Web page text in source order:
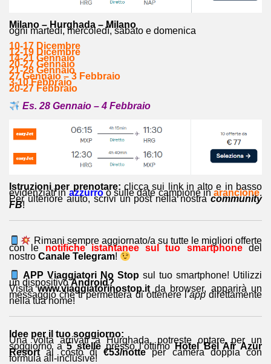
Milano – Hurghada – Milano
ogni martedì, mercoledì, sabato e domenica
10-17 Dicembre
12-19 Dicembre
14-21 Gennaio
20-27 Gennaio
21-28 Gennaio
27 Gennaio – 3 Febbraio
3-10 Febbraio
20-27 Febbraio
Es. 28 Gennaio – 4 Febbraio
Istruzioni per prenotare: clicca sui link in alto e in basso
evidenziati inazzurroo sulle date campione inarancione.
Per ulteriore aiuto, scrivi un post nella nostracommunity
FB!
Rimani sempre aggiornato/a su tutte le migliori offerte
con le notifiche istantanee sul tuo smartphonedel
nostro Canale Telegram!
APP Viaggiatori No Stopsul tuo smartphone! Utilizzi
un dispositivoAndroid?
Visitawww.viaggiatorinostop.it da browser, apparirà un
messaggio che ti permetterà di ottenere l’appdirettamente
nella tua home!
Idee per il tuo soggiorno:
Una volta arrivati a Hurghada, potreste optare per un
soggiorno a5 stelle presso l’ottimoHotel Bel Air Azur
Resortal costo di €53/notteper camera doppia con
formula all-inclusive!